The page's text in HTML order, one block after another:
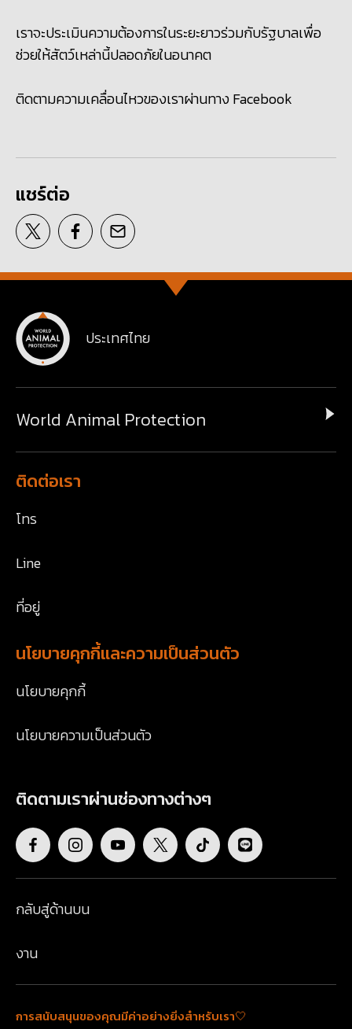
เราจะประเมินความต้องการในระยะยาวร่วมกับรัฐบาลเพื่อ
ช่วยให้สัตว์เหล่านี้ปลอดภัยในอนาคต
ติดตามความเคลื่อนไหวของเราผ่านทาง Facebook
แชร์ต่อ
ประเทศไทย
World Animal Protection
ติดต่อเรา
โทร
Line
ที่อยู่
นโยบายคุกกี้และความเป็นส่วนตัว
นโยบายคุกกี้
นโยบายความเป็นส่วนตัว
ติดตามเราผ่านช่องทางต่างๆ
กลับสู่ด้านบน
งาน
การสนับสนุนของคุณมีค่าอย่างยิ่งสำหรับเรา🤍